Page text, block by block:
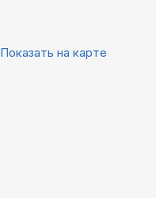
Показать на карте